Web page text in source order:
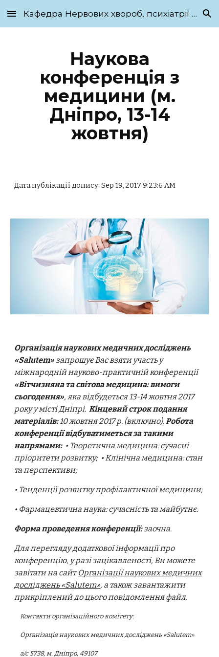
Skip to main content Skip to navigation
Кафедра Нервових хвороб, психіатрії та медичної психології ім. С.М. Савенка
Наукова
конференція з
медицини (м.
Дніпро, 13-14
жовтня)
Дата публікації допису: Sep 19, 2017 9:23:6 AM
Організація наукових медичних досліджень
«Salutem» запрошує Вас взяти участь у
міжнародній науково-практичній конференції
«Вітчизняна та світова медицина: вимоги
сьогодення», яка відбудеться 13-14 жовтня 2017
року у місті Дніпрі. Кінцевий строк подання
матеріалів:10 жовтня 2017 р. (включно).Робота
конференції відбуватиметься за такими
напрямами:• Теоретична медицина: сучасні
пріоритети розвитку; • Клінічна медицина: стан
та перспективи;
• Тенденції розвитку профілактичної медицини;
• Фармацевтична наука: сучасність та майбутнє.
Форма проведення конференції:заочна.
Для перегляду додаткової інформації про
конференцію, у разі зацікавленості, Ви можете
завітати на сайтОрганізації наукових медичних
досліджень «Salutem», а також завантажити
прикріплений до цього повідомлення файл.
Контакти організаційного комітету:
Організація наукових медичних досліджень «Salutem»
a/c 5738, м. Дніпро, 49107